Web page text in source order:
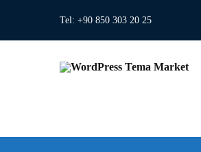
Tel: +90 850 303 20 25